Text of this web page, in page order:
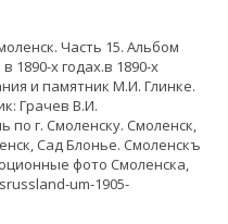
Часть 15. Альбом
1890-х годах.в 1890-х
и памятник М.И. Глинке.
Грачев В.И.
г. Смоленску. Смоленск,
Сад Блонье. Смоленскъ
фото Смоленска,
um-1905-